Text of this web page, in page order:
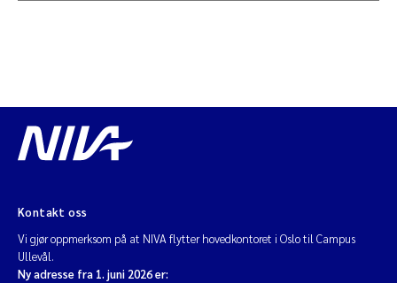
Kontakt oss
Vi gjør oppmerksom på at NIVA flytter hovedkontoret i Oslo til Campus
Ullevål.
Ny adresse fra 1. juni 2026 er: